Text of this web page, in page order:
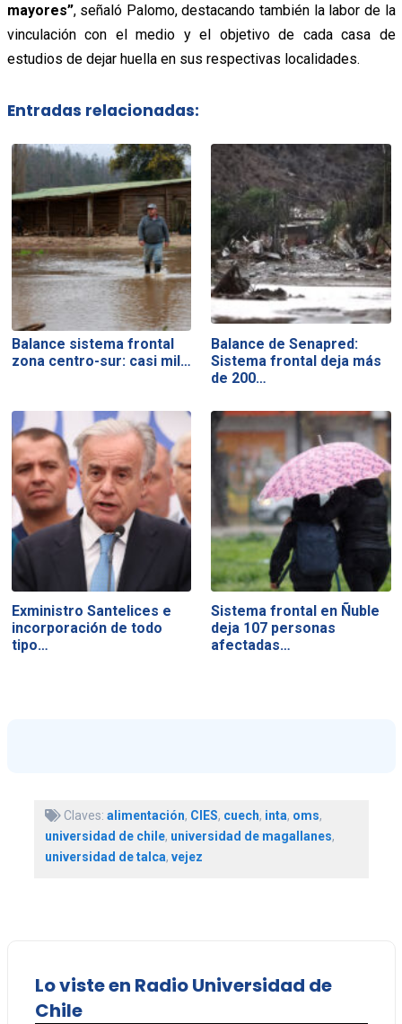
mayores”, señaló Palomo, destacando también la labor de la
vinculación con el medio y el objetivo de cada casa de
estudios de dejar huella en sus respectivas localidades.
Entradas relacionadas:
Balance sistema frontal
zona centro-sur: casi mil…
Balance de Senapred:
Sistema frontal deja más
de 200…
Exministro Santelices e
incorporación de todo
tipo…
Sistema frontal en Ñuble
deja 107 personas
afectadas…
Claves: alimentación, CIES, cuech, inta, oms,
universidad de chile, universidad de magallanes,
universidad de talca, vejez
Lo viste en Radio Universidad de
Chile